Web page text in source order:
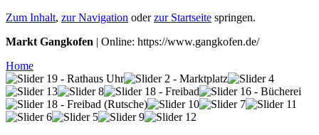
Zum Inhalt, zur Navigation oderzur Startseite springen.
Markt Gangkofen | Online: https://www.gangkofen.de/
Home